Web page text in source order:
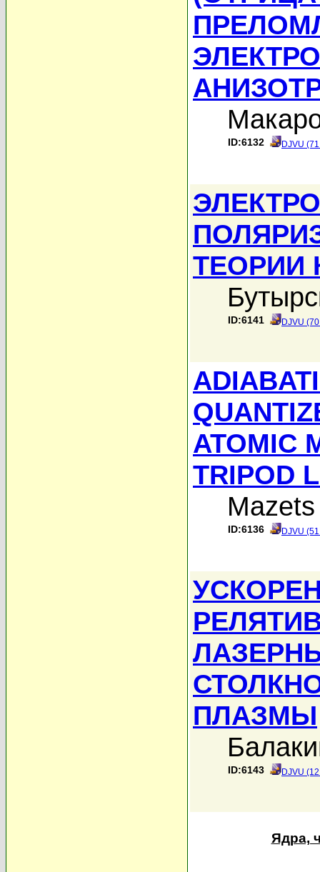
ID:6132 DJVU
ТЕОРИИ
ID:6141 DJVU
ATOMIC
TRIPOD
ID:6136 DJVU
ПЛАЗМЫ
ID:6143 DJVU
Ядра,